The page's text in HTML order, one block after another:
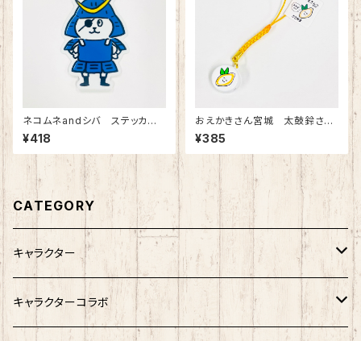
ネコムネandシバ ステッカー
（ネコムネ）
¥418
おえかきさん宮城 太鼓鈴ささ
かま
¥385
CATEGORY
キャラクター
サンリオキャラクター
キャラクターコラボ